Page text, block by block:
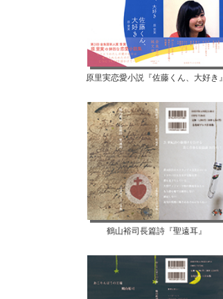
原里実恋愛小説『佐藤くん、大好き』
鶴山裕司長篇詩『聖遠耳』